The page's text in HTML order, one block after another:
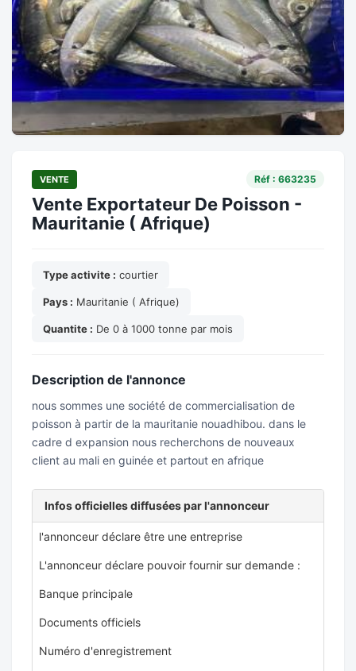
VENTE Réf : 663235
Vente Exportateur De Poisson -
Mauritanie ( Afrique)
Type activite : courtier
Pays : Mauritanie ( Afrique)
Quantite : De 0 à 1000 tonne par mois
Description de l'annonce
nous sommes une société de commercialisation de
poisson à partir de la mauritanie nouadhibou. dans le
cadre d expansion nous recherchons de nouveaux
client au mali en guinée et partout en afrique
Infos officielles diffusées par l'annonceur
l'annonceur déclare être une entreprise
L'annonceur déclare pouvoir fournir sur demande :
Banque principale
Documents officiels
Numéro d'enregistrement